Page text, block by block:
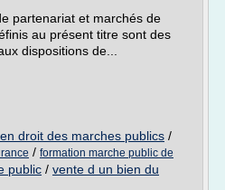
partenariat et marchés de
au présent titre sont des
dispositions de...
droit des marches publics /
/ formation marche public de
public / vente d un bien du